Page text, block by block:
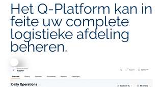
Het Q-Platform kan in
feite uw complete
logistieke afdeling
beheren.